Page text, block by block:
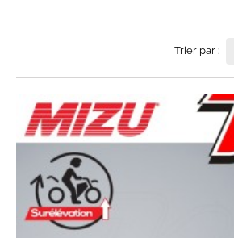
Trier par :